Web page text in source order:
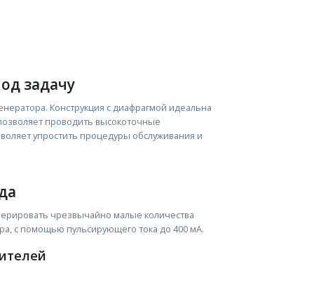
задачу
Конструкция с диафрагмой идеальна
проводить высокоточные
упростить процедуры обслуживания и
чрезвычайно малые количества
с помощью пульсирующего тока до 400 мА.